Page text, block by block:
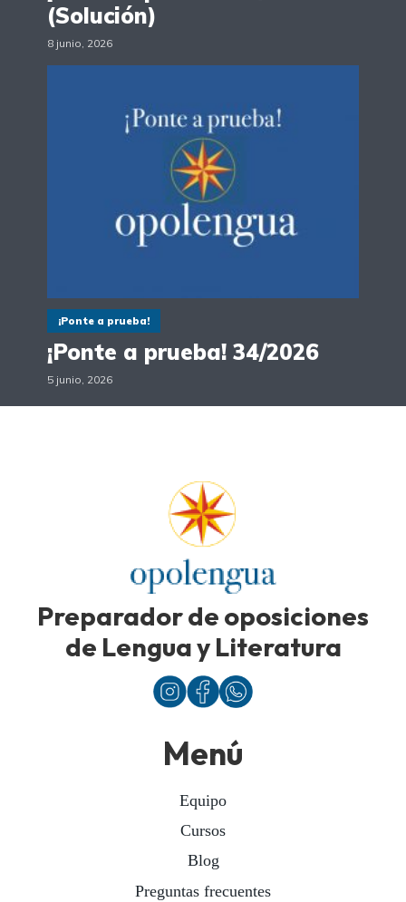
(Solución)
8 junio, 2026
¡Ponte a prueba!
¡Ponte a prueba! 34/2026
5 junio, 2026
Preparador de oposiciones
de Lengua y Literatura
Menú
Equipo
Cursos
Blog
Preguntas frecuentes